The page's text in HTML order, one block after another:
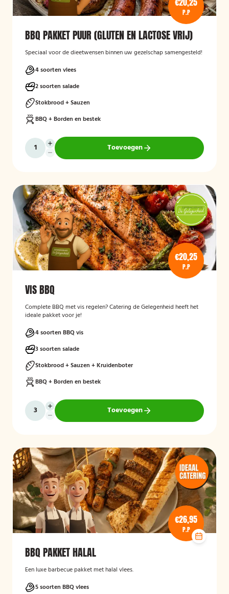
P.P
BBQ PAKKET PUUR (GLUTEN EN LACTOSE VRIJ)
Speciaal voor de dieetwensen binnen uw gezelschap samengesteld!
4 soorten vlees
2 soorten salade
Stokbrood + Sauzen
BBQ + Borden en bestek
Toevoegen
€20,25
P.P
VIS BBQ
Complete BBQ met vis regelen? Catering de Gelegenheid heeft het
ideale pakket voor je!
4 soorten BBQ vis
3 soorten salade
Stokbrood + Sauzen + Kruidenboter
BBQ + Borden en bestek
Toevoegen
€26,95
P.P
BBQ PAKKET HALAL
Een luxe barbecue pakket met halal vlees.
5 soorten BBQ vlees